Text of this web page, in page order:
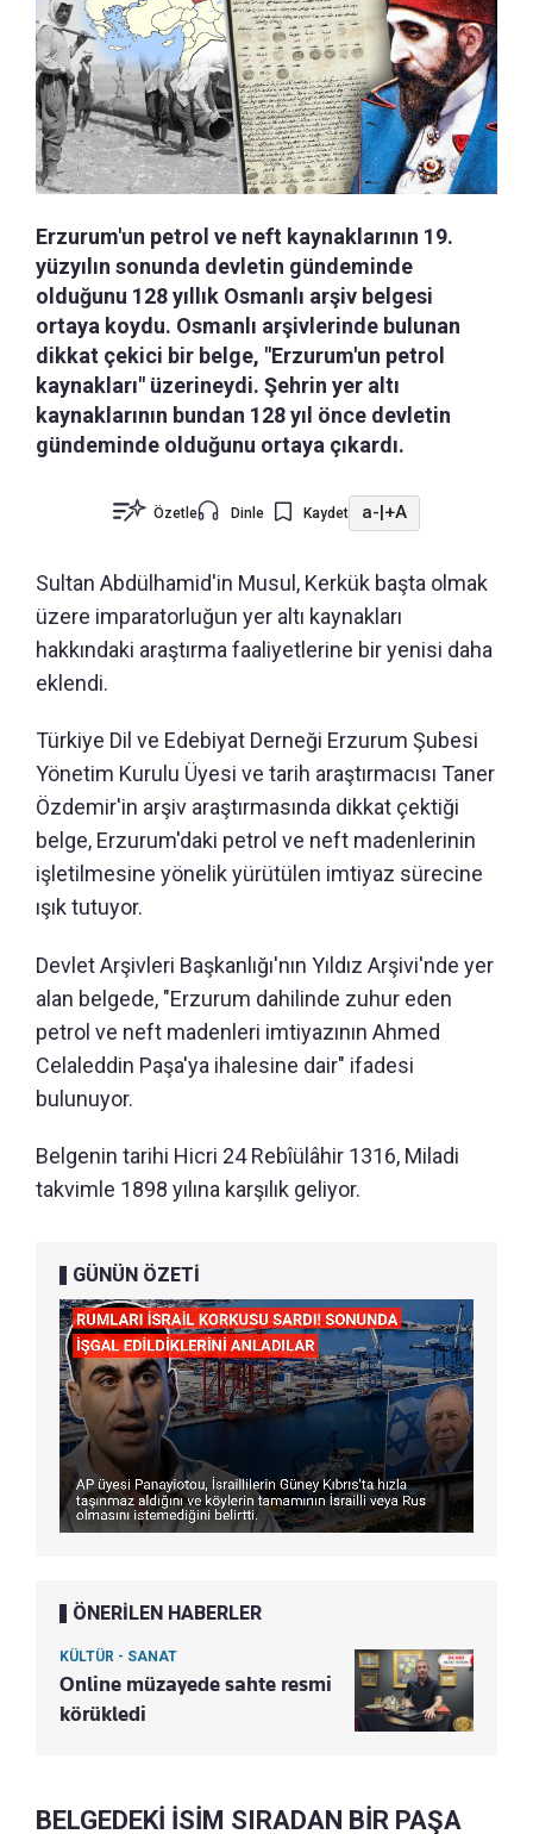
Erzurum'un petrol ve neft kaynaklarının 19.
yüzyılın sonunda devletin gündeminde
olduğunu 128 yıllık Osmanlı arşiv belgesi
ortaya koydu. Osmanlı arşivlerinde bulunan
dikkat çekici bir belge, "Erzurum'un petrol
kaynakları" üzerineydi. Şehrin yer altı
kaynaklarının bundan 128 yıl önce devletin
gündeminde olduğunu ortaya çıkardı.
Özetle Dinle Kaydet a- +A
Sultan Abdülhamid'in Musul, Kerkük başta olmak
üzere imparatorluğun yer altı kaynakları
hakkındaki araştırma faaliyetlerine bir yenisi daha
eklendi.
Türkiye Dil ve Edebiyat Derneği Erzurum Şubesi
Yönetim Kurulu Üyesi ve tarih araştırmacısı Taner
Özdemir'in arşiv araştırmasında dikkat çektiği
belge, Erzurum'daki petrol ve neft madenlerinin
işletilmesine yönelik yürütülen imtiyaz sürecine
ışık tutuyor.
Devlet Arşivleri Başkanlığı'nın Yıldız Arşivi'nde yer
alan belgede, "Erzurum dahilinde zuhur eden
petrol ve neft madenleri imtiyazının Ahmed
Celaleddin Paşa'ya ihalesine dair" ifadesi
bulunuyor.
Belgenin tarihi Hicri 24 Rebîülâhir 1316, Miladi
takvimle 1898 yılına karşılık geliyor.
GÜNÜN ÖZETİ
ÖNERİLEN HABERLER
KÜLTÜR - SANAT
Online müzayede sahte resmi
körükledi
BELGEDEKİ İSİM SIRADAN BİR PAŞA